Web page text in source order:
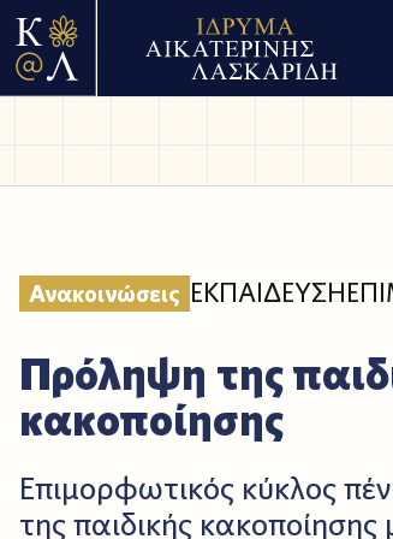
Ανακοινώσεις ΕΚΠΑΙΔΕΥΣΗ
Πρόληψη της
κακοποίησης
Επιμορφωτικός κύκλος
της παιδικής κακοποίησης